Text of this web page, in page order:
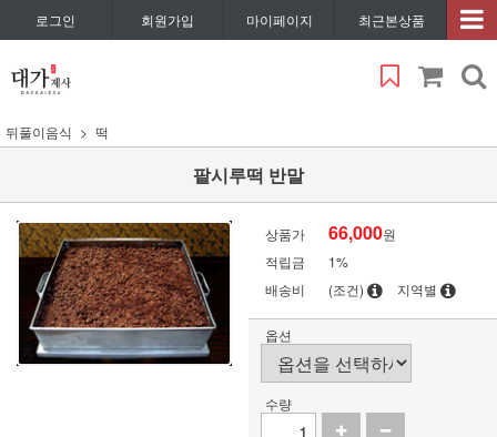
로그인 회원가입 마이페이지 최근본상품
뒤풀이음식 떡
팥시루떡 반말
상품가 66,000원
적립금
1%
배송비
(조건) 지역별
옵션
수량